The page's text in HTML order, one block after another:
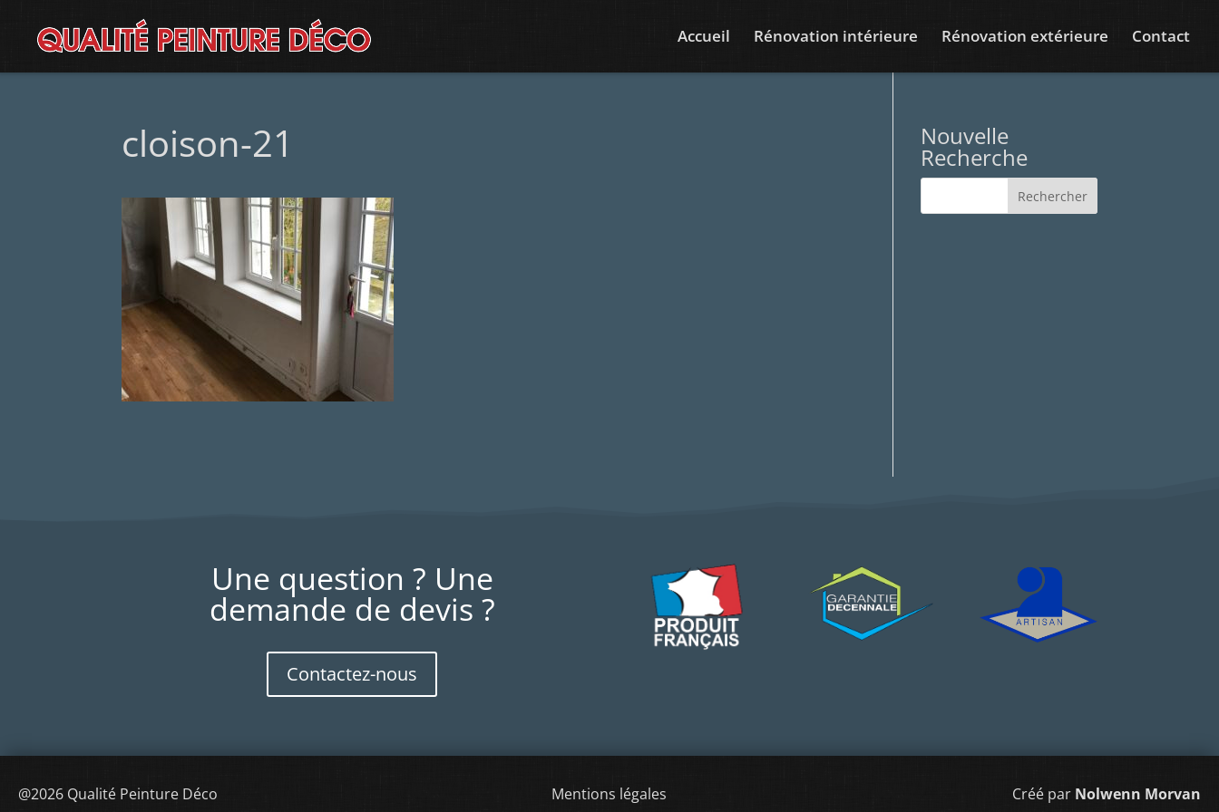
Accueil Rénovation intérieure Rénovation extérieure Contact
cloison-21 Nouvelle
Recherche
Une question ? Une
demande de devis ?
Contactez-nous
@2026 Qualité Peinture Déco Mentions légales Créé par Nolwenn Morvan